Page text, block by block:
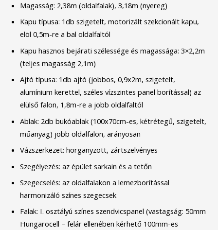
Magasság: 2,38m (oldalfalak), 3,18m (nyereg)
Kapu típusa: 1db szigetelt, motorizált szekcionált kapu,
elöl 0,5m-re a bal oldalfaltól
Kapu hasznos bejárati szélessége és magassága: 3×2,2m
(teljes magasság 2,1m)
Ajtó típusa: 1db ajtó (jobbos, 0,9x2m, szigetelt,
alumínium kerettel, széles vízszintes panel borítással) az
elülső falon, 1,8m-re a jobb oldalfaltól
Ablak: 2db bukóablak (100x70cm-es, kétrétegű, szigetelt,
műanyag) jobb oldalfalon, arányosan
Vázszerkezet: horganyzott, zártszelvényes
Szegélyezés: az épület sarkain és a tetőn
Szegecselés: az oldalfalakon a lemezborítással
harmonizáló színes szegecsek
Falak: I. osztályú színes szendvicspanel (vastagság: 50mm
Hungarocell – felár ellenében kérhető 100mm-es